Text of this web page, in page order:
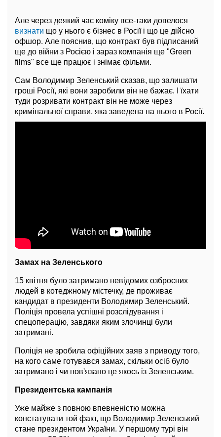
Але через деякий час коміку все-таки довелося
визнати що у нього є бізнес в Росії і що це дійсно
офшор. Але пояснив, що контракт був підписаний
ще до війни з Росією і зараз компанія ще "Green
films" все ще працює і знімає фільми.
Сам Володимир Зеленський сказав, що залишати
гроші Росії, які вони заробили він не бажає. І їхати
туди розривати контракт він не може через
кримінальної справи, яка заведена на нього в Росії.
Замах на Зеленського
15 квітня було затримано невідомих озброєних
людей в котеджному містечку, де проживає
кандидат в президенти Володимир Зеленський.
Поліція провела успішні розслідування і
спецоперацію, завдяки яким злочинці були
затримані.
Поліція не зробила офіційних заяв з приводу того,
на кого саме готувався замах, скільки осіб було
затримано і чи пов'язано це якось із Зеленським.
Президентська кампанія
Уже майже з повною впевненістю можна
констатувати той факт, що Володимир Зеленський
стане президентом України. У першому турі він